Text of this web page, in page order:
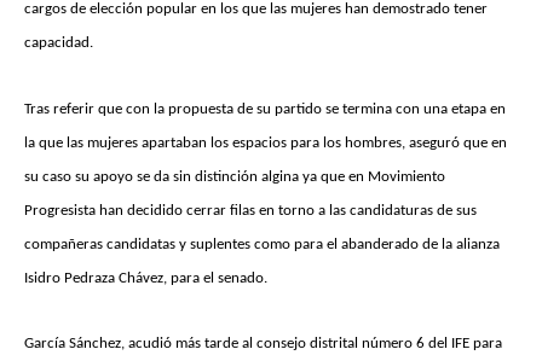
cargos de elección popular en los que las mujeres han demostrado tener
capacidad.
Tras referir que con la propuesta de su partido se termina con una etapa en
la que las mujeres apartaban los espacios para los hombres, aseguró que en
su caso su apoyo se da sin distinción algina ya que en Movimiento
Progresista han decidido cerrar filas en torno a las candidaturas de sus
compañeras candidatas y suplentes como para el abanderado de la alianza
Isidro Pedraza Chávez, para el senado.
García Sánchez, acudió más tarde al consejo distrital número 6 del IFE para